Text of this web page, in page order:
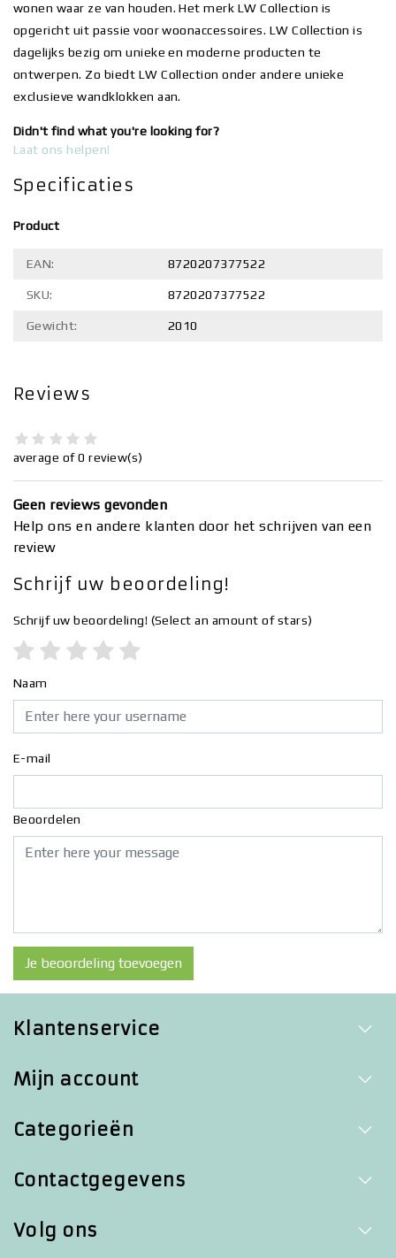
wonen waar ze van houden. Het merk LW Collection is
opgericht uit passie voor woonaccessoires. LW Collection is
dagelijks bezig om unieke en moderne producten te
ontwerpen. Zo biedt LW Collection onder andere unieke
exclusieve wandklokken aan.
Didn't find what you're looking for?
Laat ons helpen!
Specificaties
Product
EAN: 8720207377522
SKU: 8720207377522
Gewicht: 2010
Reviews
average of 0 review(s)
Geen reviews gevonden
Help ons en andere klanten door het schrijven van een
review
Schrijf uw beoordeling!
Schrijf uw beoordeling! (Select an amount of stars)
Naam
E-mail
Beoordelen
Je beoordeling toevoegen
Klantenservice
Mijn account
Categorieën
Contactgegevens
Volg ons